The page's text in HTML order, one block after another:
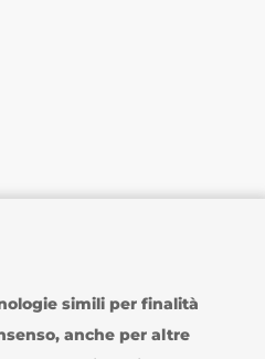
simili per finalità
anche per altre